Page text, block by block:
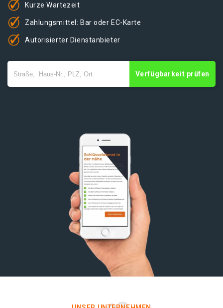
Kurze Wartezeit
Zahlungsmittel: Bar oder EC-Karte
Autorisierter Dienstanbieter
Verfügbarkeit prüfen